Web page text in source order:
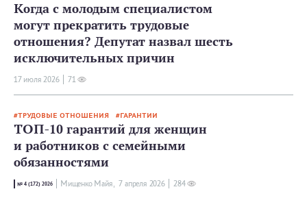
Когда с молодым специалистом
могут прекратить трудовые
отношения? Депутат назвал шесть
исключительных причин
17 июля 2026 71
ТРУДОВЫЕ ОТНОШЕНИЯ ГАРАНТИИ
ТОП-10 гарантий для женщин
и работников с семейными
обязанностями
№ 4 (172) 2026 Мищенко Майя, 7 апреля 2026 284